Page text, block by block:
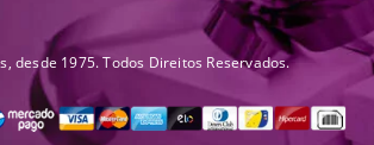
desde 1975. Todos Direitos Reservados.